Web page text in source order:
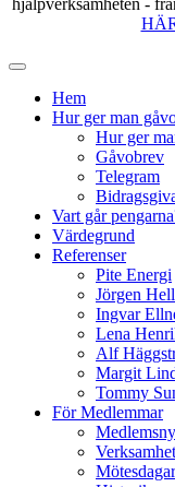
hjälpverksamheten -
Hem
Hur ger man
Hur ger
Gåvobrev
Telegram
Vart går
Värdegrund
Referenser
Pite Energi
Jörgen
Ingvar
Lena
Alf
Margit
Tommy
För Medlemmar
Mötesdagar